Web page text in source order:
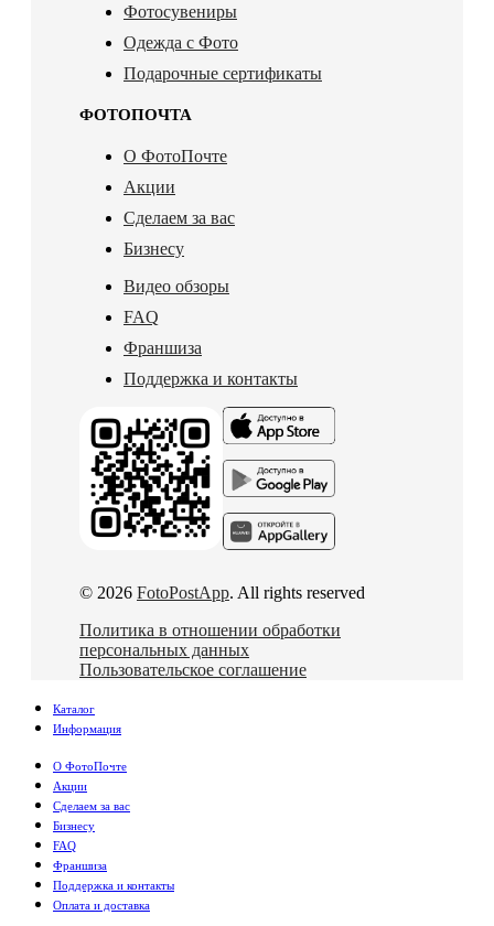
Фотосувениры
Одежда с Фото
Подарочные сертификаты
ФОТОПОЧТА
О ФотоПочте
Акции
Сделаем за вас
Бизнесу
Видео обзоры
FAQ
Франшиза
Поддержка и контакты
© 2026 FotoPostApp. All rights reserved
Политика в отношении обработки
персональных данных
Пользовательское соглашение
Каталог
Информация
О ФотоПочте
Акции
Сделаем за вас
Бизнесу
FAQ
Франшиза
Поддержка и контакты
Оплата и доставка